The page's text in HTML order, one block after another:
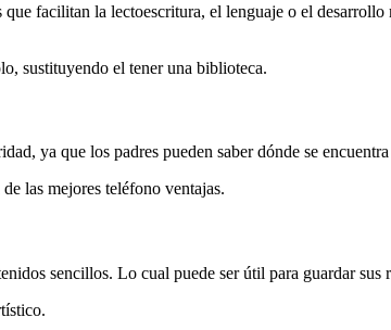
facilitan la lectoescritura, el lenguaje o el
sustituyendo el tener una biblioteca.
ya que los padres pueden saber dónde se
las mejores teléfono ventajas.
sencillos. Lo cual puede ser útil para guardar sus